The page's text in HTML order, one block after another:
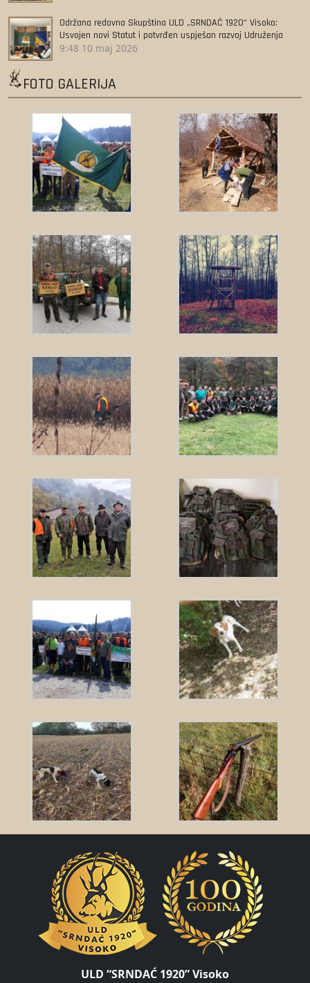
Održana redovna Skupština ULD „SRNDAĆ 1920“ Visoko:
Usvojen novi Statut i potvrđen uspješan razvoj Udruženja
9:48 10 maj 2026
FOTO GALERIJA
ULD “SRNDAĆ 1920” Visoko